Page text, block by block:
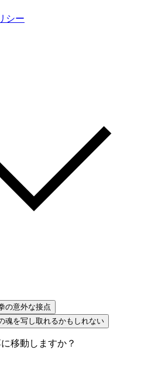
シー
の意外な接点
魂を写し取れるかもしれない
移動しますか？